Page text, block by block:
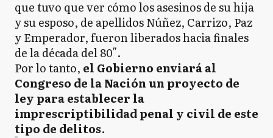
que tuvo que ver cómo los asesinos de su hija
y su esposo, de apellidos Núñez, Carrizo, Paz
y Emperador, fueron liberados hacia finales
de la década del 80″.
Por lo tanto, el Gobierno enviará al
Congreso de la Nación un proyecto de
ley para establecer la
imprescriptibilidad penal y civil de este
tipo de delitos.